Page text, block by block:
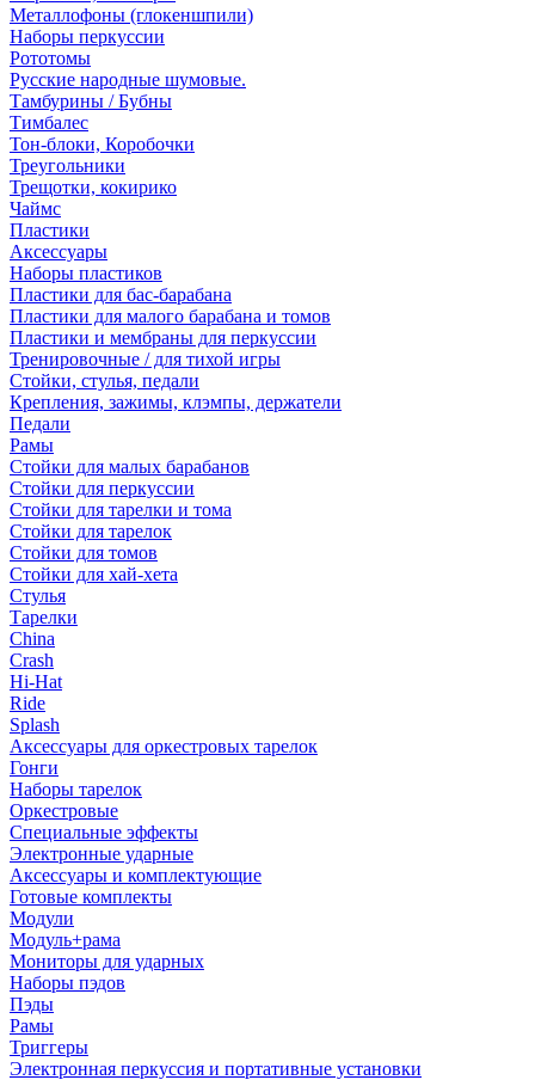
Металлофоны (глокеншпили)
Наборы перкуссии
Рототомы
Русские народные шумовые.
Тамбурины / Бубны
Тимбалес
Тон-блоки, Коробочки
Треугольники
Трещотки, кокирико
Чаймс
Пластики
Аксессуары
Наборы пластиков
Пластики для бас-барабана
Пластики для малого барабана и томов
Пластики и мембраны для перкуссии
Тренировочные / для тихой игры
Стойки, стулья, педали
Крепления, зажимы, клэмпы, держатели
Педали
Рамы
Стойки для малых барабанов
Стойки для перкуссии
Стойки для тарелки и тома
Стойки для тарелок
Стойки для томов
Стойки для хай-хета
Стулья
Тарелки
China
Crash
Hi-Hat
Ride
Splash
Аксессуары для оркестровых тарелок
Гонги
Наборы тарелок
Оркестровые
Специальные эффекты
Электронные ударные
Аксессуары и комплектующие
Готовые комплекты
Модули
Модуль+рама
Мониторы для ударных
Наборы пэдов
Пэды
Рамы
Триггеры
Электронная перкуссия и портативные установки